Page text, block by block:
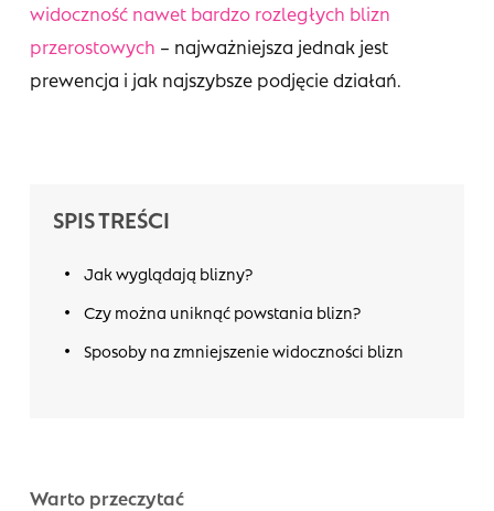
widoczność nawet bardzo rozległych blizn
przerostowych – najważniejsza jednak jest
prewencja i jak najszybsze podjęcie działań.
SPIS TREŚCI
Jak wyglądają blizny?
Czy można uniknąć powstania blizn?
Sposoby na zmniejszenie widoczności blizn
Warto przeczytać